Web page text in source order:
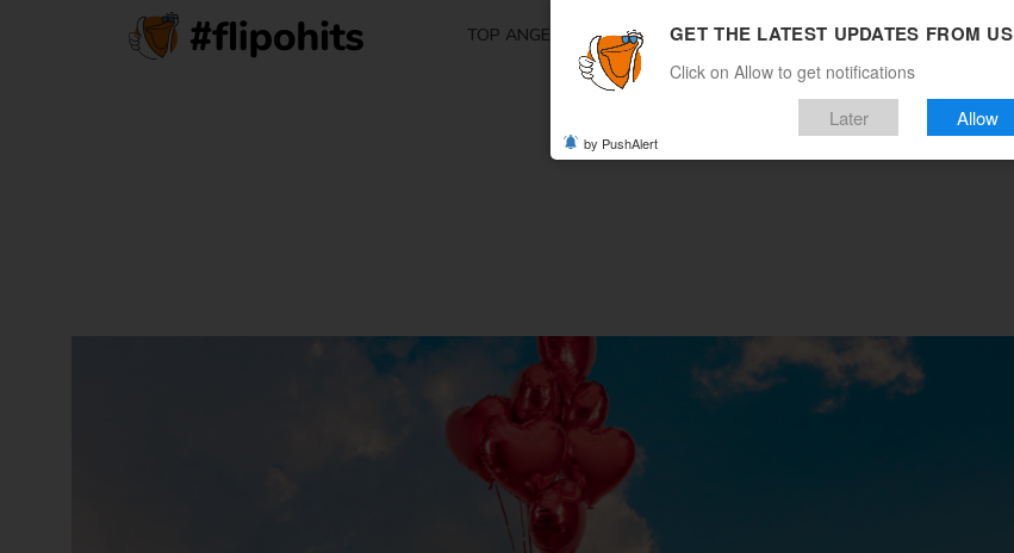
TOP ANGEBOTE REISEMAGAZIN MULTICITY WOHIN REISEN
GET THE LATEST UPDATES FROM US
Click on Allow to get notifications
Later Allow
by PushAlert